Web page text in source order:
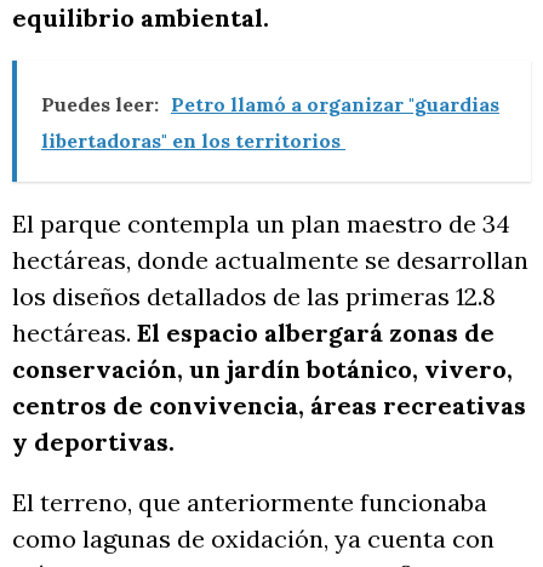
equilibrio ambiental.
Puedes leer: Petro llamó a organizar "guardias
libertadoras" en los territorios
El parque contempla un plan maestro de 34
hectáreas, donde actualmente se desarrollan
los diseños detallados de las primeras 12.8
hectáreas. El espacio albergará zonas de
conservación, un jardín botánico, vivero,
centros de convivencia, áreas recreativas
y deportivas.
El terreno, que anteriormente funcionaba
como lagunas de oxidación, ya cuenta con